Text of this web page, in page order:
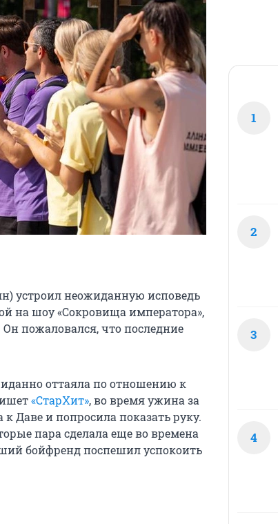
устроил неожиданную исповедь
на шоу «Сокровища императора»,
пожаловался, что последние
оттаяла по отношению к
«СтарХит», во время ужина за
Даве и попросила показать руку.
пара сделала еще во времена
бойфренд поспешил успокоить
1
2
3
4